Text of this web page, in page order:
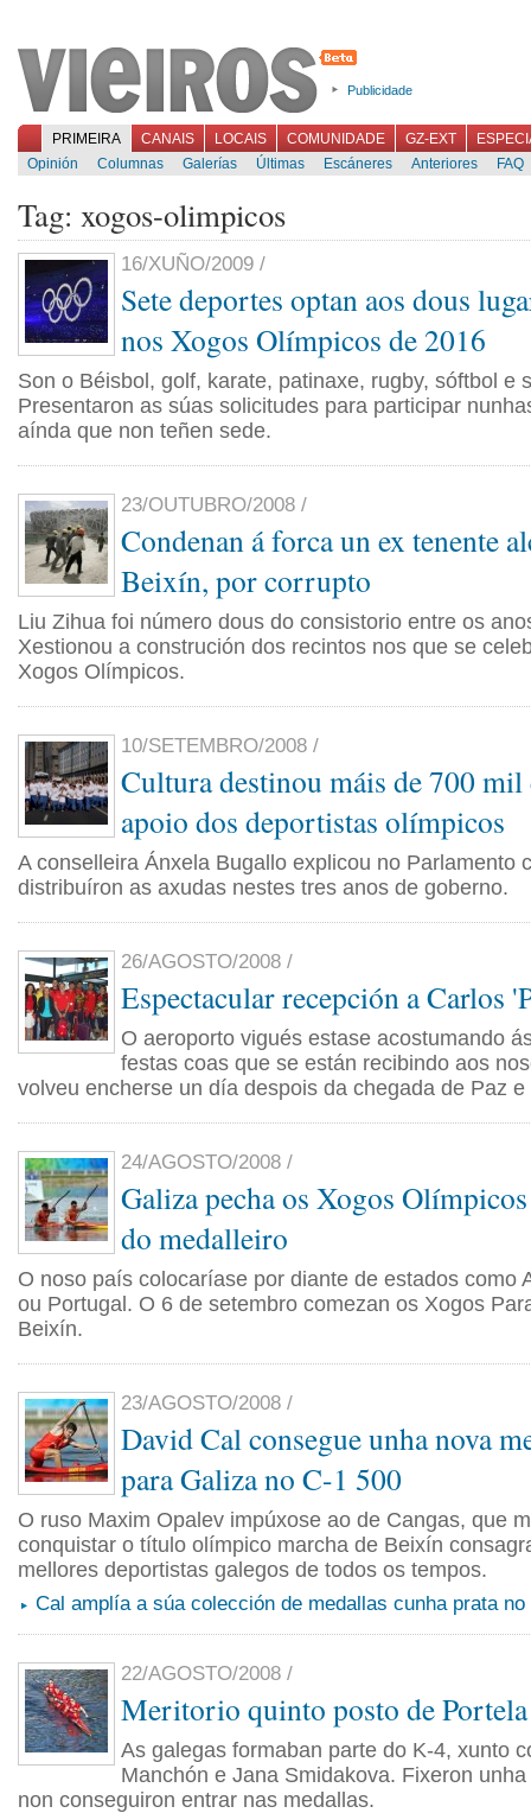
Publicidade
PRIMEIRA CANAIS LOCAIS COMUNIDADE GZ-EXT
Opinión
Columnas Galerías Últimas Escáneres Anteriores FAQ
Tag: xogos-olimpicos
16/XUÑO/2009 /
Sete deportes optan aos dous
nos Xogos Olímpicos de 2016
Son o Béisbol, golf, karate, patinaxe, rugby, sóftbol e
Presentaron as súas solicitudes para participar
aínda que non teñen sede.
23/OUTUBRO/2008 /
Condenan á forca un ex tenente
Beixín, por corrupto
Liu Zihua foi número dous do consistorio entre os
Xestionou a construción dos recintos nos que se
Xogos Olímpicos.
10/SETEMBRO/2008 /
Cultura destinou máis de 700 mil
apoio dos deportistas olímpicos
A conselleira Ánxela Bugallo explicou no Parlamento
distribuíron as axudas nestes tres anos de goberno.
26/AGOSTO/2008 /
Espectacular recepción a Carlos
O aeroporto vigués estase acostumando
festas coas que se están recibindo aos
volveu encherse un día despois da chegada de Paz
24/AGOSTO/2008 /
Galiza pecha os Xogos
do medalleiro
O noso país colocaríase por diante de estados como
ou Portugal. O 6 de setembro comezan os Xogos
Beixín.
23/AGOSTO/2008 /
David Cal consegue unha nova
para Galiza no C-1 500
O ruso Maxim Opalev impúxose ao de Cangas, que
conquistar o título olímpico marcha de Beixín
mellores deportistas galegos de todos os tempos.
Cal amplía a súa colección de medallas cunha prata no
22/AGOSTO/2008 /
Meritorio quinto posto de
As galegas formaban parte do K-4, xunto
Manchón e Jana Smidakova. Fixeron
non conseguiron entrar nas medallas.